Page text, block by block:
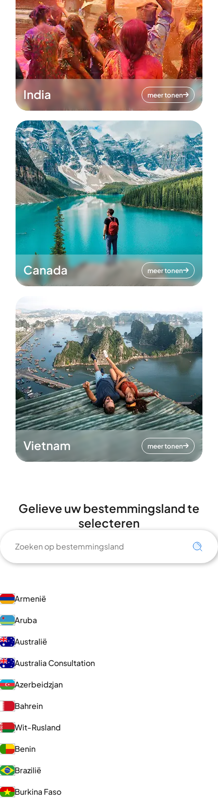
India meer tonen
Canada meer tonen
Vietnam meer tonen
Gelieve uw bestemmingsland te
selecteren
Armenië
Aruba
Australië
Australia Consultation
Azerbeidzjan
Bahrein
Wit-Rusland
Benin
Brazilië
Burkina Faso